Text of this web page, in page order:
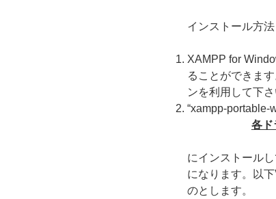
インストール方
XAMPP for
ることができま
ンを利用して下さ
“xampp-portable-
各ド
にインストール
になります。以
のとします。